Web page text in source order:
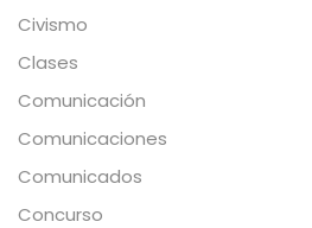
Civismo
Clases
Comunicación
Comunicaciones
Comunicados
Concurso